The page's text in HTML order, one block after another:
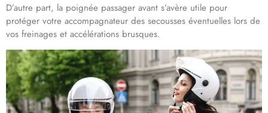
D’autre part, la poignée passager avant s’avère utile pour
protéger votre accompagnateur des secousses éventuelles lors de
vos freinages et accélérations brusques.